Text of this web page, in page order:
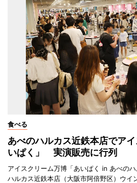
食べる
あべのハルカス近鉄本店でア
いぱく」 実演販売に行列
アイスクリーム万博「あいぱく in あべの
ハルカス近鉄本店（大阪市阿倍野区）ウイ